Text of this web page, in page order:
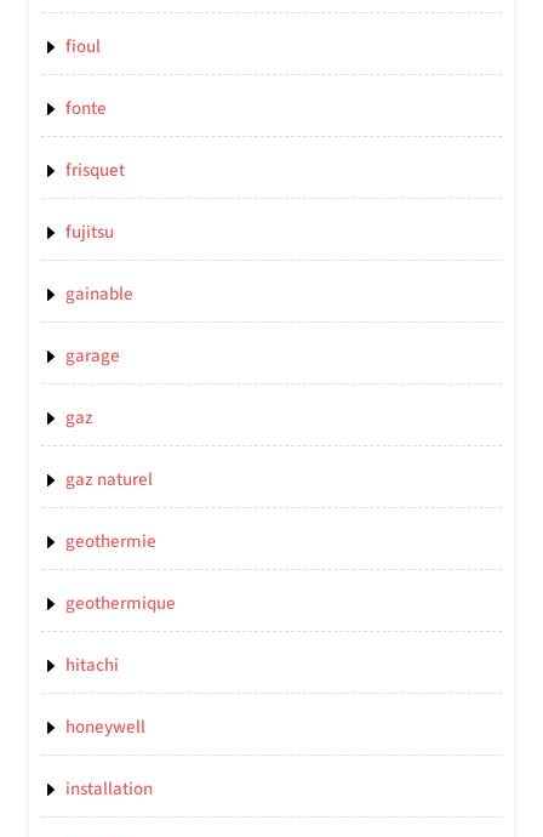
fioul
fonte
frisquet
fujitsu
gainable
garage
gaz
gaz naturel
geothermie
geothermique
hitachi
honeywell
installation